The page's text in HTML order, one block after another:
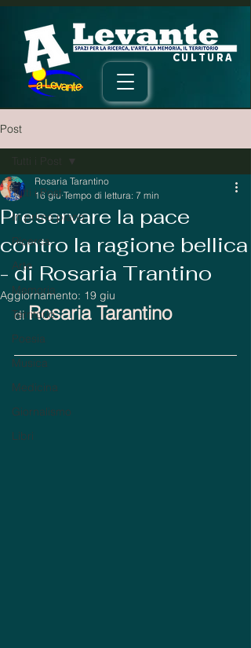
CULTURA
Post
Tutti i Post
In primo piano
Ricerca
Arte
Memoria
Territorio
Poesia
Musica
Medicina
Giornalismo
Libri
Preservare la pace
contro la ragione bellica
- di Rosaria Trantino
Rosaria Tarantino
16 giu Tempo di lettura: 7 min
Aggiornamento: 19 giu
di Rosaria Tarantino